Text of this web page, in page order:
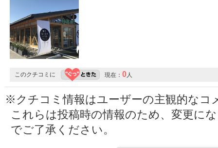
このクチコミに 現在： 0人
※クチコミ情報はユーザーの主観的なコ
これらは投稿時の情報のため、変更に
でご了承ください。